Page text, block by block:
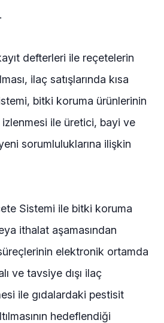
defterleri ile reçetelerin
ilaç satışlarında kısa
bitki koruma ürünlerinin
izlenmesi ile üretici, bayi ve
sorumluluklarına ilişkin
Sistemi ile bitki koruma
ithalat aşamasından
elektronik ortamda
ve tavsiye dışı ilaç
ile gıdalardaki pestisit
hedeflendiği